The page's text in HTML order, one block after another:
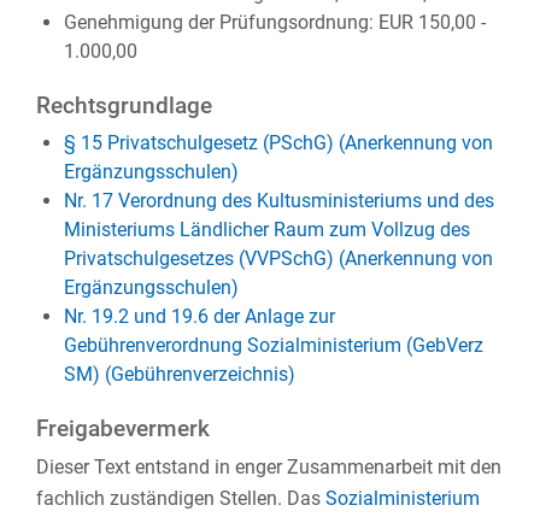
Genehmigung der Prüfungsordnung: EUR 150,00 -
1.000,00
Rechtsgrundlage
§ 15 Privatschulgesetz (PSchG) (Anerkennung von
Ergänzungsschulen)
Nr. 17 Verordnung des Kultusministeriums und des
Ministeriums Ländlicher Raum zum Vollzug des
Privatschulgesetzes (VVPSchG) (Anerkennung von
Ergänzungsschulen)
Nr. 19.2 und 19.6 der Anlage zur
Gebührenverordnung Sozialministerium (GebVerz
SM) (Gebührenverzeichnis)
Freigabevermerk
Dieser Text entstand in enger Zusammenarbeit mit den
fachlich zuständigen Stellen. Das Sozialministerium